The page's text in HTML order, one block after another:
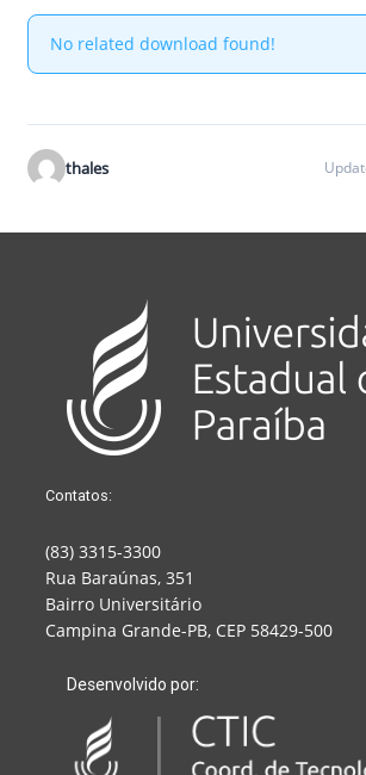
No related download found!
thales
Contatos:
(83) 3315-3300
Rua Baraúnas, 351
Bairro Universitário
Campina Grande-PB, CEP 58429-500
Desenvolvido por: